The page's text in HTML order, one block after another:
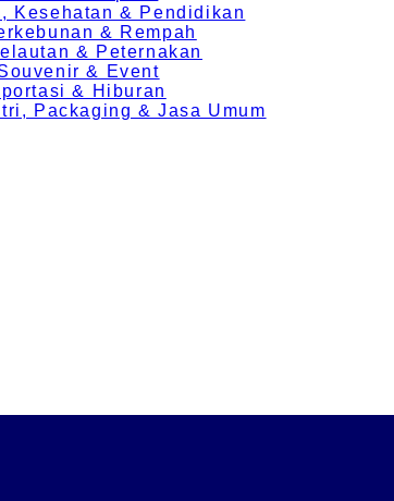
Kesehatan & Pendidikan
& Rempah
& Peternakan
& Event
& Hiburan
Packaging & Jasa Umum